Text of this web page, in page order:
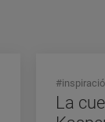
La